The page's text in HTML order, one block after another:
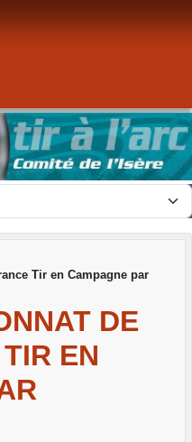
Tir en Campagne par
DE
EN